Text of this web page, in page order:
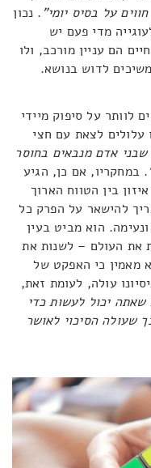
על בסיס יומי". נכון
מדי פעם יש
הם עניין מורכב, ולו
לדוש בנושא.
לוותר על סיפוק מיידי
עלולים לצאת עם חצי
שבני אדם מנבאים בחוסר
. במחקריו, אם כן, הגיע
בין הטווח הארוך
להישאר על הפרק כל
הוא מביט בעין
את העולם – לשנות את
מאמין כי האפקט של
עולה, לעומת זאת,
יכול לעשות כדי
שעולה הסיכוי לאושר